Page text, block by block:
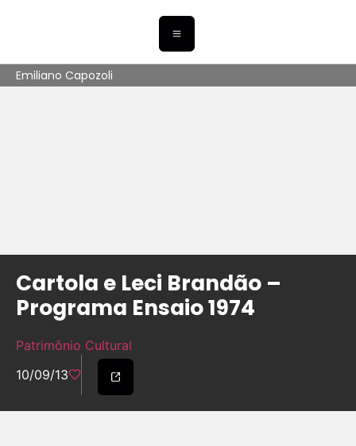
Emiliano Capozoli
Cartola e Leci Brandão –
Programa Ensaio 1974
Patrimônio Cultural
10/09/13